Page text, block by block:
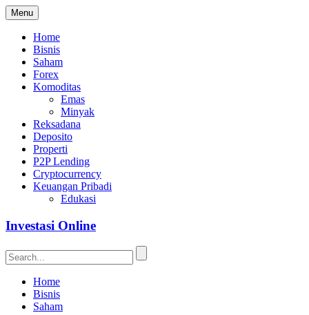
Menu
Home
Bisnis
Saham
Forex
Komoditas
Emas
Minyak
Reksadana
Deposito
Properti
P2P Lending
Cryptocurrency
Keuangan Pribadi
Edukasi
Investasi Online
Home
Bisnis
Saham